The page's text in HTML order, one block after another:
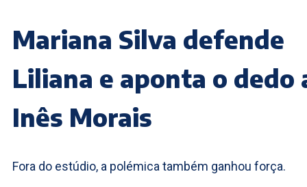
Mariana Silva defende
Liliana e aponta o dedo
Inês Morais
Fora do estúdio, a polémica também ganhou força.